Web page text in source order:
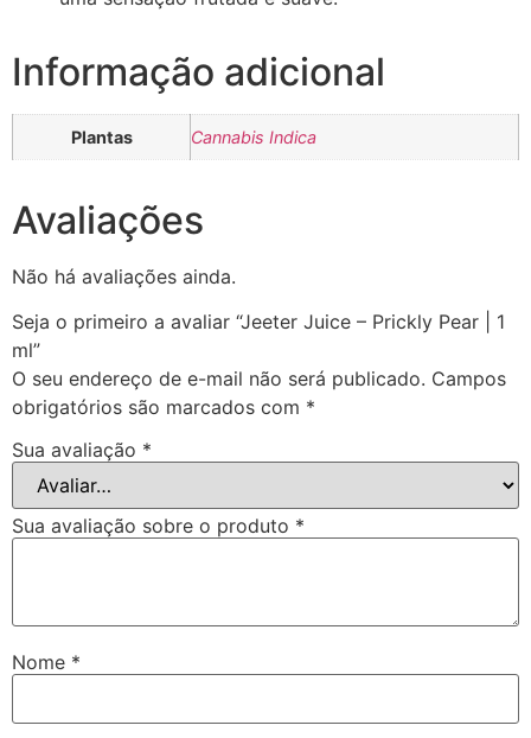
Informação adicional
Plantas Cannabis Indica
Avaliações
Não há avaliações ainda.
Seja o primeiro a avaliar “Jeeter Juice – Prickly Pear | 1
ml”
O seu endereço de e-mail não será publicado. Campos
obrigatórios são marcados com *
Sua avaliação *
Sua avaliação sobre o produto *
Nome *